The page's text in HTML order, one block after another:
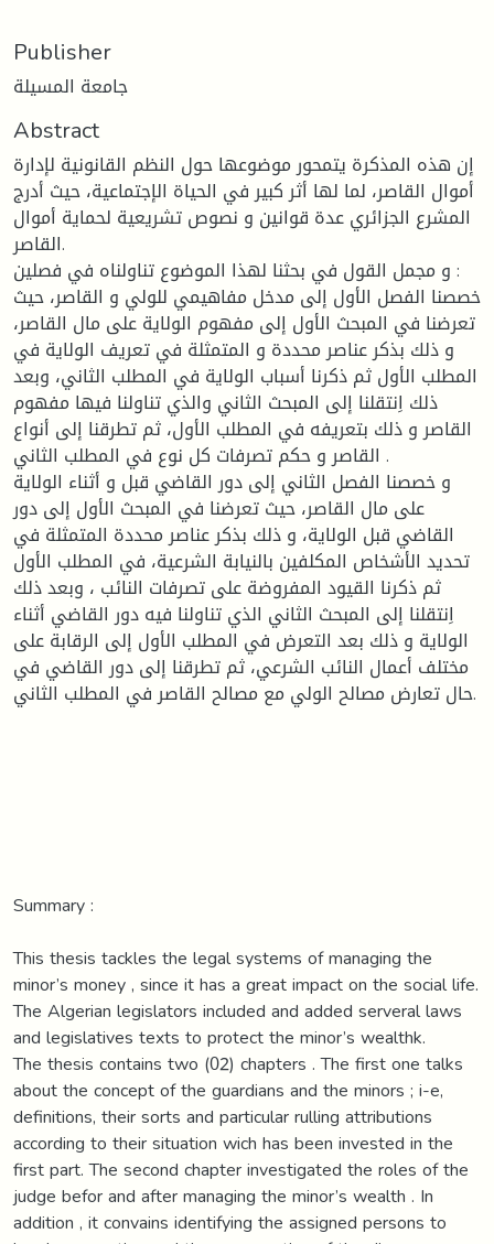
Publisher
جامعة المسيلة
Abstract
إن هذه المذكرة يتمحور موضوعها حول النظم القانونية لإدارة
أموال القاصر، لما لها أثر كبير في الحياة الإجتماعية، حيث أدرج
المشرع الجزائري عدة قوانين و نصوص تشريعية لحماية أموال
القاصر.
و مجمل القول في بحثنا لهذا الموضوع تناولناه في فصلين :
خصصنا الفصل الأول إلى مدخل مفاهيمي للولي و القاصر، حيث
تعرضنا في المبحث الأول إلى مفهوم الولاية على مال القاصر،
و ذلك بذكر عناصر محددة و المتمثلة في تعريف الولاية في
المطلب الأول ثم ذكرنا أسباب الولاية في المطلب الثاني، وبعد
ذلك اِنتقلنا إلى المبحث الثاني والذي تناولنا فيها مفهوم
القاصر و ذلك بتعريفه في المطلب الأول، ثم تطرقنا إلى أنواع
القاصر و حكم تصرفات كل نوع في المطلب الثاني .
و خصصنا الفصل الثاني إلى دور القاضي قبل و أثناء الولاية
على مال القاصر، حيث تعرضنا في المبحث الأول إلى دور
القاضي قبل الولاية، و ذلك بذكر عناصر محددة المتمثلة في
تحديد الأشخاص المكلفين بالنيابة الشرعية، في المطلب الأول
ثم ذكرنا القيود المفروضة على تصرفات النائب ، وبعد ذلك
اِنتقلنا إلى المبحث الثاني الذي تناولنا فيه دور القاضي أثناء
الولاية و ذلك بعد التعرض في المطلب الأول إلى الرقابة على
مختلف أعمال النائب الشرعي، ثم تطرقنا إلى دور القاضي في
حال تعارض مصالح الولي مع مصالح القاصر في المطلب الثاني.
Summary :
This thesis tackles the legal systems of managing the
minor’s money , since it has a great impact on the social life.
The Algerian legislators included and added serveral laws
and legislatives texts to protect the minor’s wealthk.
The thesis contains two (02) chapters . The first one talks
about the concept of the guardians and the minors ; i-e,
definitions, their sorts and particular rulling attributions
according to their situation wich has been invested in the
first part. The second chapter investigated the roles of the
judge befor and after managing the minor’s wealth . In
addition , it convains identifying the assigned persons to